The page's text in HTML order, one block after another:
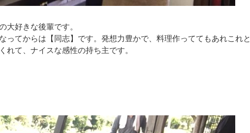
大好きな後輩です。
ってからは【同志】です。発想力豊かで、料理作っててもあれこれと
れて、ナイスな感性の持ち主です。